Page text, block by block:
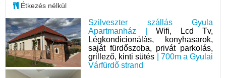
Szilveszter szállás Gyula
Apartmanház |Wifi, Lcd Tv,
Légkondicionálás, konyhasarok,
saját fürdőszoba, privát parkolás,
grillező, kinti sütés | 700m a Gyulai
Várfürdő strand
Étkezés nélkül